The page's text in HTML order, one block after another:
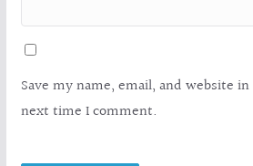
Save my name, email, and website
next time I comment.